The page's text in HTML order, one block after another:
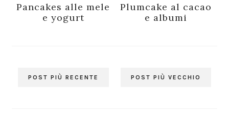
Pancakes alle mele
e yogurt
Plumcake al cacao
e albumi
POST PIÙ RECENTE POST PIÙ VECCHIO